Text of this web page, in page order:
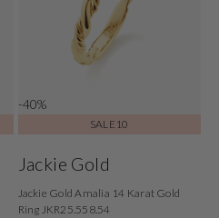
-40%
SALE10
Jackie Gold
Jackie Gold Amalia 14 Karat Gold
Ring JKR25.558.54